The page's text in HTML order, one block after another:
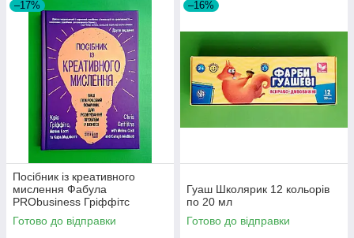
–17%
Посібник із креативного
мислення Фабула
PRObusiness Гріффітс
фіолетова
Готово до відправки
–16%
Гуаш Школярик 12 кольорів
по 20 мл
Готово до відправки